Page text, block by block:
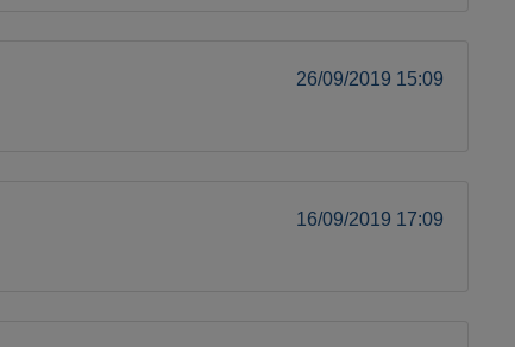
26/09/2019 15:09
16/09/2019 17:09